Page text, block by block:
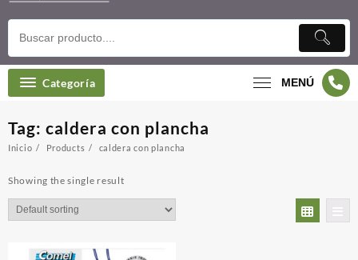
Categoría MENÚ
Tag: caldera con plancha
Inicio Products caldera con plancha
Showing the single result